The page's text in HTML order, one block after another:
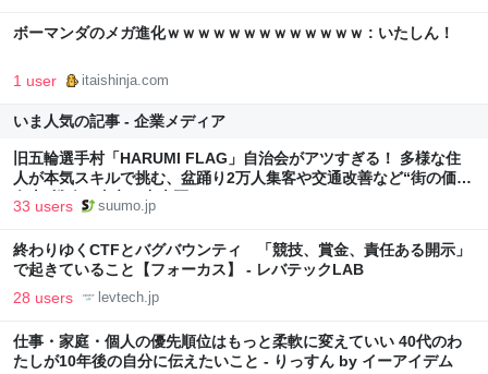
ボーマンダのメガ進化ｗｗｗｗｗｗｗｗｗｗｗｗｗ : いたしん！
1 user itaishinja.com
いま人気の記事 - 企業メディア
旧五輪選手村「HARUMI FLAG」自治会がアツすぎる！ 多様な住
人が本気スキルで挑む、盆踊り2万人集客や交通改善など“街の価値
向上”戦略 東京・中央区
33 users suumo.jp
終わりゆくCTFとバグバウンティ 「競技、賞金、責任ある開示」
で起きていること【フォーカス】 - レバテックLAB
28 users levtech.jp
仕事・家庭・個人の優先順位はもっと柔軟に変えていい 40代のわ
たしが10年後の自分に伝えたいこと - りっすん by イーアイデム